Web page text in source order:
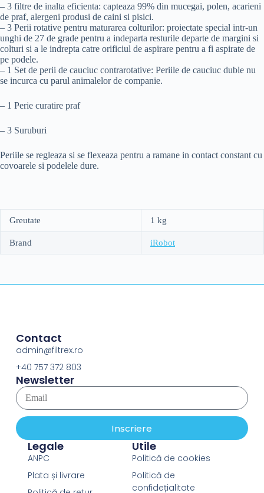
– 3 filtre de inalta eficienta: capteaza 99% din mucegai, polen, acarieni
de praf, alergeni produsi de caini si pisici.
– 3 Perii rotative pentru maturarea colturilor: proiectate special intr-un
unghi de 27 de grade pentru a indeparta resturile departe de margini si
colturi si a le indrepta catre orificiul de aspirare pentru a fi aspirate de
pe podele.
– 1 Set de perii de cauciuc contrarotative: Periile de cauciuc duble nu
se incurca cu parul animalelor de companie.
– 1 Perie curatire praf
– 3 Suruburi
Periile se regleaza si se flexeaza pentru a ramane in contact constant cu
covoarele si podelele dure.
Greutate 1 kg
Brand iRobot
Utile
Politică de cookies
Politică de
confidețialitate
Legale
ANPC
Plata și livrare
Contact
admin@filtrex.ro
+40 757 372 803
Newsletter
Inscriere